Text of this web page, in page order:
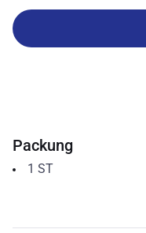
Packung
1 ST